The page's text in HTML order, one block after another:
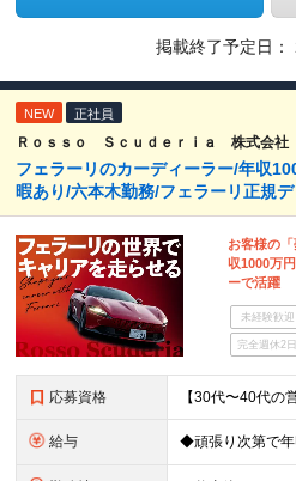
掲載終了予定日：
NEW 正社員
Ｒｏｓｓｏ Ｓｃｕｄｅｒｉａ 株式会社
フェラーリのカーディーラー/年収
暇あり/六本木勤務/フェラーリ正規
お客様の
収1000万
ーで活躍
未経験歓迎
完全週休2日
応募資格
給与